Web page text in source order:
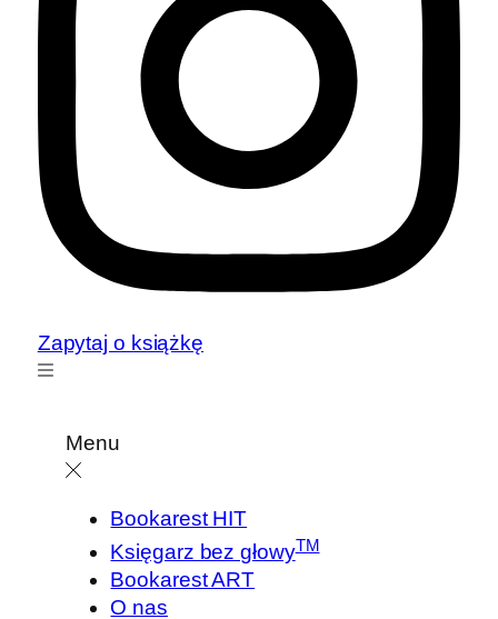
Zapytaj o książkę
Menu
Bookarest HIT
Księgarz bez głowyTM
Bookarest ART
O nas